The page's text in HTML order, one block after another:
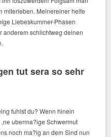
miterleben. Meinereiner helfe
Liebeskummer-Phasen
anderem schlichtweg deinen
tut sera so sehr
fuhlst du? Wenn hinein
uberma?ige Schwermut
noch ma?ig an dem Sind nun